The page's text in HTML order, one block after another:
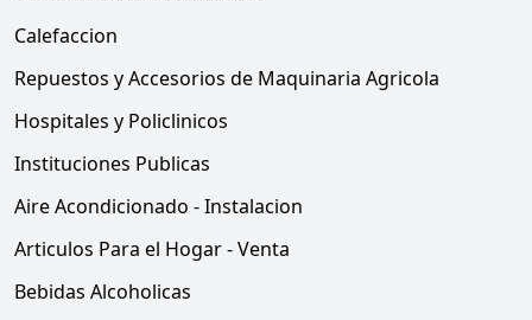
Calefaccion
Repuestos y Accesorios de Maquinaria Agricola
Hospitales y Policlinicos
Instituciones Publicas
Aire Acondicionado - Instalacion
Articulos Para el Hogar - Venta
Bebidas Alcoholicas